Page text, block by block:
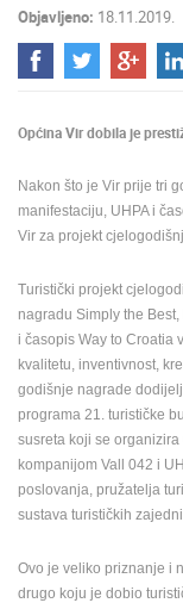
TERMS OF
USE
PRIVACY
ENGLISH
Objavljeno: 18.11.2019.
Općina Vir dobila je
Nakon što je Vir prije tri
manifestaciju, UHPA i
Vir za projekt
Turistički projekt
nagradu Simply the
i časopis Way to Croatia
kvalitetu, inventivnost,
godišnje nagrade
programa 21. turističke
susreta koji se
kompanijom Vall 042 i
poslovanja, pružatelja
sustava turističkih
Ovo je veliko priznanje i
drugo koju je dobio